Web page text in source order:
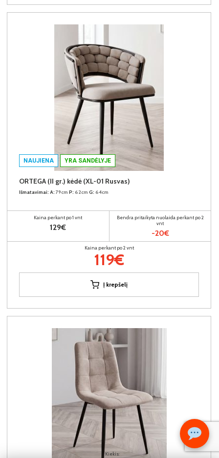
Kiekis:
NAUJIENA YRA SANDĖLYJE
ORTEGA (II gr.) kėdė (XL-01 Rusvas)
Išmatavimai: A: 79cm P: 62cm G: 64cm
Kaina perkant po 1 vnt
129€
Bendra pritaikyta nuolaida perkant po 2
vnt
-20€
Kaina perkant po 2 vnt
119€
Į krepšelį